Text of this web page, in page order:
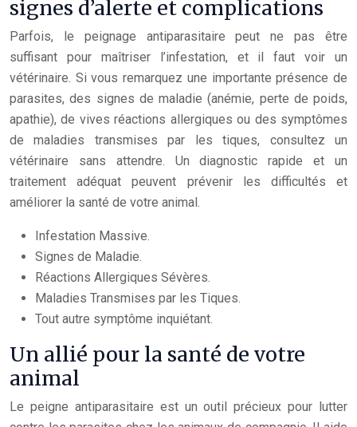
signes d’alerte et complications
Parfois, le peignage antiparasitaire peut ne pas être
suffisant pour maîtriser l’infestation, et il faut voir un
vétérinaire. Si vous remarquez une importante présence de
parasites, des signes de maladie (anémie, perte de poids,
apathie), de vives réactions allergiques ou des symptômes
de maladies transmises par les tiques, consultez un
vétérinaire sans attendre. Un diagnostic rapide et un
traitement adéquat peuvent prévenir les difficultés et
améliorer la santé de votre animal.
Infestation Massive.
Signes de Maladie.
Réactions Allergiques Sévères.
Maladies Transmises par les Tiques.
Tout autre symptôme inquiétant.
Un allié pour la santé de votre
animal
Le peigne antiparasitaire est un outil précieux pour lutter